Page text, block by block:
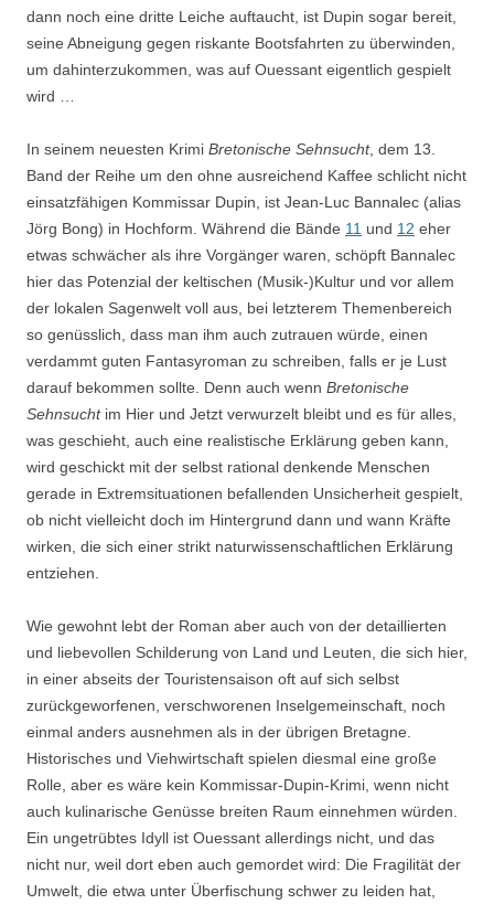
dann noch eine dritte Leiche auftaucht, ist Dupin sogar bereit,
seine Abneigung gegen riskante Bootsfahrten zu überwinden,
um dahinterzukommen, was auf Ouessant eigentlich gespielt
wird …
In seinem neuesten Krimi Bretonische Sehnsucht, dem 13.
Band der Reihe um den ohne ausreichend Kaffee schlicht nicht
einsatzfähigen Kommissar Dupin, ist Jean-Luc Bannalec (alias
Jörg Bong) in Hochform. Während die Bände 11 und 12 eher
etwas schwächer als ihre Vorgänger waren, schöpft Bannalec
hier das Potenzial der keltischen (Musik-)Kultur und vor allem
der lokalen Sagenwelt voll aus, bei letzterem Themenbereich
so genüsslich, dass man ihm auch zutrauen würde, einen
verdammt guten Fantasyroman zu schreiben, falls er je Lust
darauf bekommen sollte. Denn auch wenn Bretonische
Sehnsucht im Hier und Jetzt verwurzelt bleibt und es für alles,
was geschieht, auch eine realistische Erklärung geben kann,
wird geschickt mit der selbst rational denkende Menschen
gerade in Extremsituationen befallenden Unsicherheit gespielt,
ob nicht vielleicht doch im Hintergrund dann und wann Kräfte
wirken, die sich einer strikt naturwissenschaftlichen Erklärung
entziehen.
Wie gewohnt lebt der Roman aber auch von der detaillierten
und liebevollen Schilderung von Land und Leuten, die sich hier,
in einer abseits der Touristensaison oft auf sich selbst
zurückgeworfenen, verschworenen Inselgemeinschaft, noch
einmal anders ausnehmen als in der übrigen Bretagne.
Historisches und Viehwirtschaft spielen diesmal eine große
Rolle, aber es wäre kein Kommissar-Dupin-Krimi, wenn nicht
auch kulinarische Genüsse breiten Raum einnehmen würden.
Ein ungetrübtes Idyll ist Ouessant allerdings nicht, und das
nicht nur, weil dort eben auch gemordet wird: Die Fragilität der
Umwelt, die etwa unter Überfischung schwer zu leiden hat,